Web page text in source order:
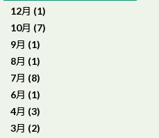
12月 (1)
10月 (7)
9月 (1)
8月 (1)
7月 (8)
6月 (1)
4月 (3)
3月 (2)